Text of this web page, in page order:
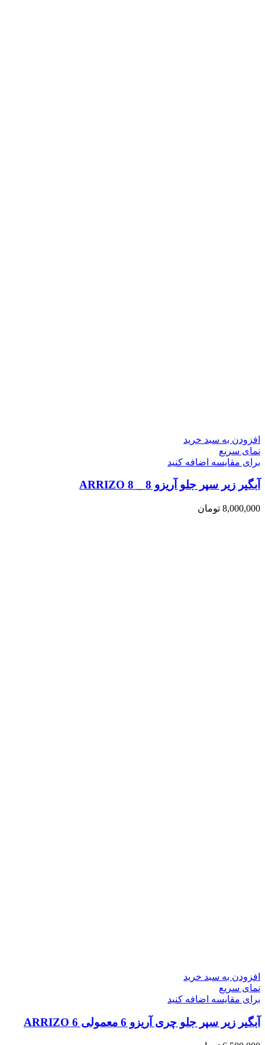
افزودن به سبد خرید
نمای سریع
برای مقایسه اضافه کنید
آبگیر زیر سپر جلو آریزو 8 _ ARRIZO 8
8,000,000 تومان
افزودن به سبد خرید
نمای سریع
برای مقایسه اضافه کنید
آبگیر زیر سپر جلو چری آریزو 6 معمولی ARRIZO 6